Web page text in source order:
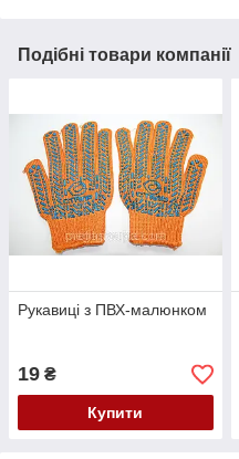
Подібні товари компанії
Рукавиці з ПВХ-малюнком
19 ₴
Купити